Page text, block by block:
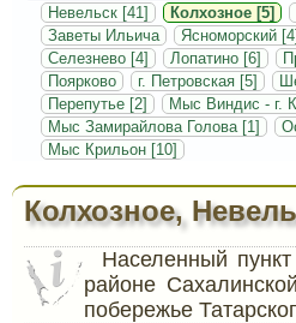
Невельск [41]
Колхозное [5]
Заветы Ильича
Ясноморский
Селезнево [4]
Лопатино [6]
Поярково
г. Петровская [5]
Перепутье [2]
Мыс Виндис - г.
Мыс Замирайлова Голова [1]
Мыс Крильон [10]
Колхозное,
Населенный
районе
побережье